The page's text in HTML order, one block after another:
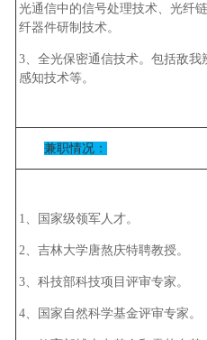
光通信中的信号处理技术、光纤
纤器件研制技术。
3、全光保密通信技术。包括敌
感知技术等。
兼职情况：
1、国家级领军人才。
2、吉林大学唐熬庆特聘教授。
3、科技部科技项目评审专家。
4、国家自然科学基金评审专家。